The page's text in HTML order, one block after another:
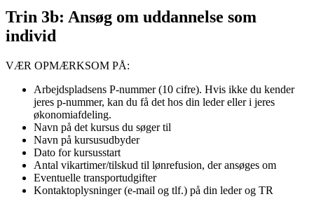
Trin 3b: Ansøg om uddannelse som
individ
VÆR OPMÆRKSOM PÅ:
Arbejdspladsens P-nummer (10 cifre). Hvis ikke du kender
jeres p-nummer, kan du få det hos din leder eller i jeres
økonomiafdeling.
Navn på det kursus du søger til
Navn på kursusudbyder
Dato for kursusstart
Antal vikartimer/tilskud til lønrefusion, der ansøges om
Eventuelle transportudgifter
Kontaktoplysninger (e-mail og tlf.) på din leder og TR